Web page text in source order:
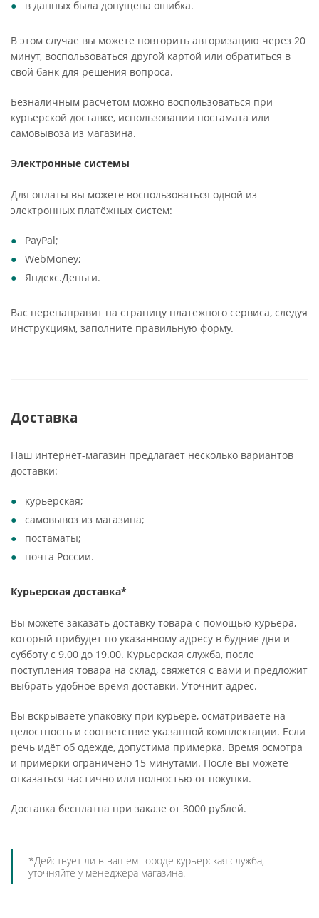
в данных была допущена ошибка.
В этом случае вы можете повторить авторизацию через 20
минут, воспользоваться другой картой или обратиться в
свой банк для решения вопроса.
Безналичным расчётом можно воспользоваться при
курьерской доставке, использовании постамата или
самовывоза из магазина.
Электронные системы
Для оплаты вы можете воспользоваться одной из
электронных платёжных систем:
PayPal;
WebMoney;
Яндекс.Деньги.
Вас перенаправит на страницу платежного сервиса, следуя
инструкциям, заполните правильную форму.
Доставка
Наш интернет-магазин предлагает несколько вариантов
доставки:
курьерская;
самовывоз из магазина;
постаматы;
почта России.
Курьерская доставка*
Вы можете заказать доставку товара с помощью курьера,
который прибудет по указанному адресу в будние дни и
субботу с 9.00 до 19.00. Курьерская служба, после
поступления товара на склад, свяжется с вами и предложит
выбрать удобное время доставки. Уточнит адрес.
Вы вскрываете упаковку при курьере, осматриваете на
целостность и соответствие указанной комплектации. Если
речь идёт об одежде, допустима примерка. Время осмотра
и примерки ограничено 15 минутами. После вы можете
отказаться частично или полностью от покупки.
Доставка бесплатна при заказе от 3000 рублей.
*Действует ли в вашем городе курьерская служба,
уточняйте у менеджера магазина.